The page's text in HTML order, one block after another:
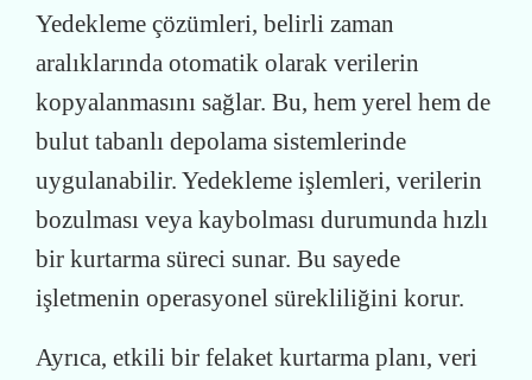
Yedekleme çözümleri, belirli zaman
aralıklarında otomatik olarak verilerin
kopyalanmasını sağlar. Bu, hem yerel hem de
bulut tabanlı depolama sistemlerinde
uygulanabilir. Yedekleme işlemleri, verilerin
bozulması veya kaybolması durumunda hızlı
bir kurtarma süreci sunar. Bu sayede
işletmenin operasyonel sürekliliğini korur.
Ayrıca, etkili bir felaket kurtarma planı, veri